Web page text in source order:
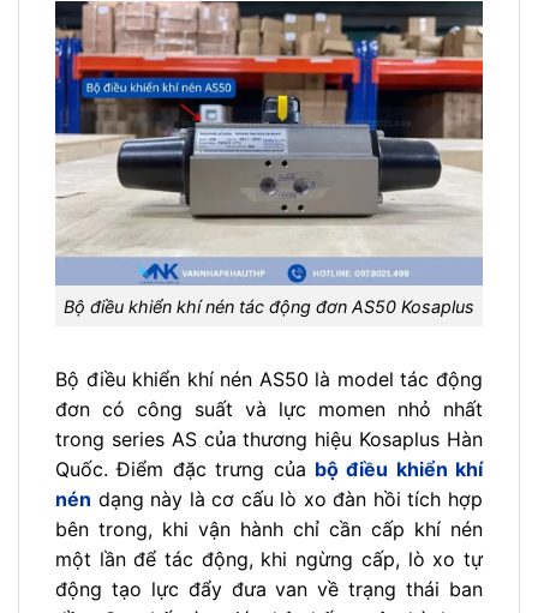
Bộ điều khiển khí nén tác động đơn AS50 Kosaplus
Bộ điều khiển khí nén AS50 là model tác động
đơn có công suất và lực momen nhỏ nhất
trong series AS của thương hiệu Kosaplus Hàn
Quốc. Điểm đặc trưng của bộ điều khiển khí
nén dạng này là cơ cấu lò xo đàn hồi tích hợp
bên trong, khi vận hành chỉ cần cấp khí nén
một lần để tác động, khi ngừng cấp, lò xo tự
động tạo lực đẩy đưa van về trạng thái ban